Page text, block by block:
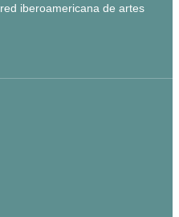
iberoamericana de artes